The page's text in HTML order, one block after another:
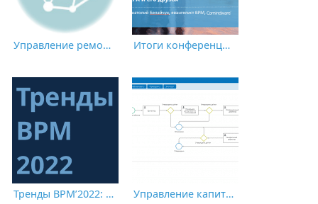
Управление ремонтами и техническим обслуживанием оборудования (ТОиР) Итоги конференции CNews «Роботизация бизнес-процессов 2021»
Тренды BPM’2022: «второе рождение» и расширение границ BPM Управление капитальными вложениями (CapEx)